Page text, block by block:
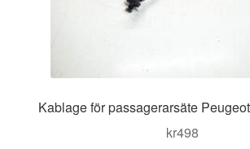
Världsomspännande frakt
Villkor
Kablage för passagerarsäte
kr498